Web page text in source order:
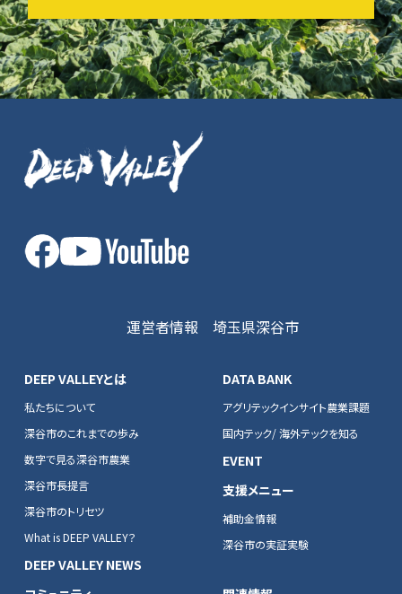
運営者情報 埼玉県深谷市
DEEP VALLEYとは
私たちについて
深谷市のこれまでの歩み
数字で見る深谷市農業
深谷市長提言
深谷市のトリセツ
What is DEEP VALLEY？
DEEP VALLEY NEWS
DATA BANK
アグリテックインサイト農業課題
国内テック/ 海外テックを知る
EVENT
支援メニュー
補助金情報
深谷市の実証実験